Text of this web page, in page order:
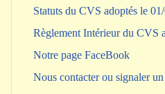
Statuts du CVS adoptés le
Règlement Intérieur du CVS
Notre page FaceBook
Nous contacter ou signaler